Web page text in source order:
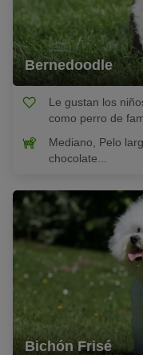
Bernedoodle
Le gustan los
como perro de
Mediano, Pelo
chocolate...
Bichón Frisé